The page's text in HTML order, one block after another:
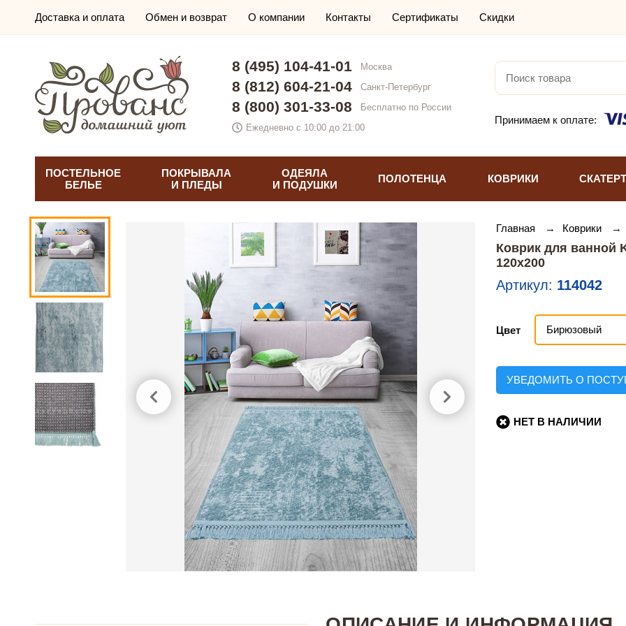
Доставка и оплата Обмен и возврат О компании Контакты Сертификаты Скидки
8 (495) 104-41-01 Москва
8 (812) 604-21-04 Санкт-Петербург
8 (800) 301-33-08
Бесплатно по России
Ежедневно с 10:00 до 21:00
Принимаем к оплате:
ПОСТЕЛЬНОЕ
БЕЛЬЕ
ПОКРЫВАЛА
И ПЛЕДЫ
ОДЕЯЛА
И ПОДУШКИ
ПОЛОТЕНЦА КОВРИКИ
Главная → Коврики →
Коврик для ванной
120х200
Артикул: 114042
Цвет Бирюзовый
УВЕДОМИТЬ О
НЕТ В НАЛИЧИИ